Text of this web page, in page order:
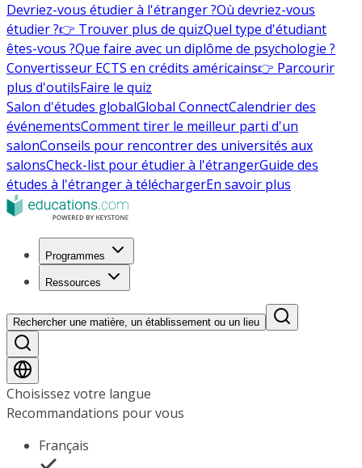
Devriez-vous étudier à l'étranger ?Où devriez-vous
étudier ?👉 Trouver plus de quizQuel type d'étudiant
êtes-vous ?Que faire avec un diplôme de psychologie ?
Convertisseur ECTS en crédits américains👉 Parcourir
plus d'outilsFaire le quiz
Salon d'études globalGlobal ConnectCalendrier des
événementsComment tirer le meilleur parti d'un
salonConseils pour rencontrer des universités aux
salonsCheck-list pour étudier à l'étrangerGuide des
études à l'étranger à téléchargerEn savoir plus
Programmes
Ressources
Rechercher une matière, un établissement ou un lieu
Choisissez votre langue
Recommandations pour vous
Français